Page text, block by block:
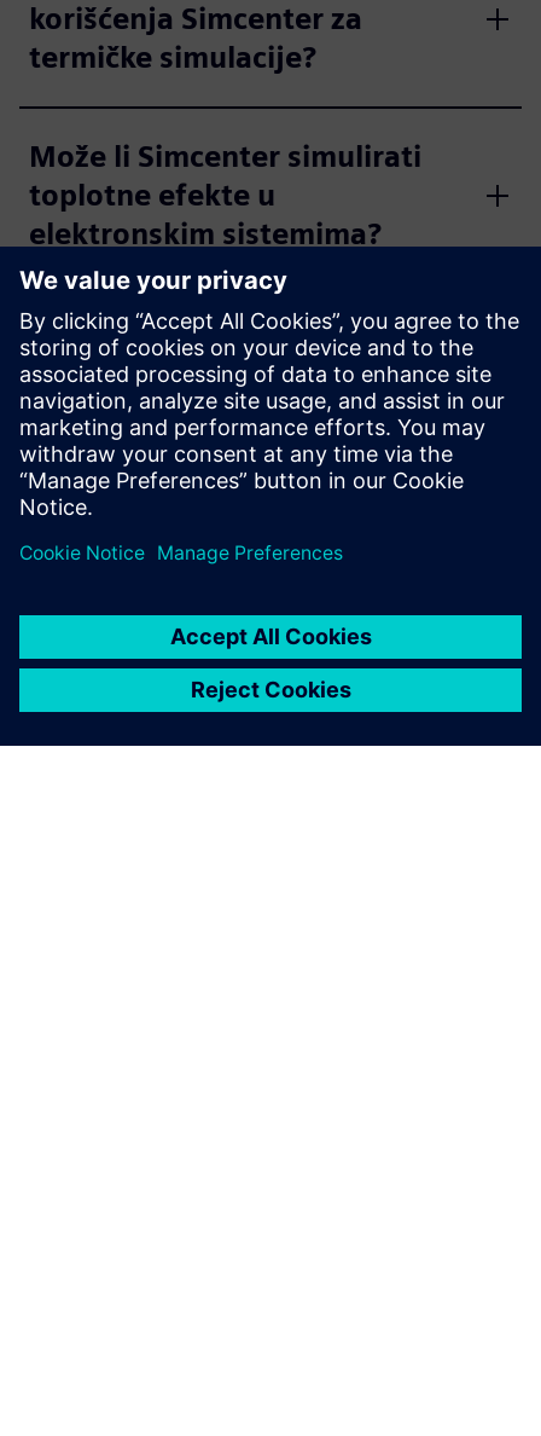
korišćenja Simcenter za
termičke simulacije?
Može li Simcenter simulirati
toplotne efekte u
elektronskim sistemima?
Može li Simcenter simulirati
toplotne performanse u
svemirskim aplikacijama?
Da li Simcenter podržava
prilagođavanje i
Kako se Simcenter integriše sa